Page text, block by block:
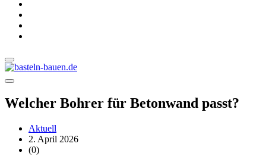
Welcher Bohrer für Betonwand passt?
Aktuell
2. April 2026
(0)